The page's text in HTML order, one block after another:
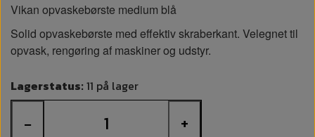
Vikan opvaskebørste medium blå
Solid opvaskebørste med effektiv skraberkant. Velegnet til
opvask, rengøring af maskiner og udstyr.
Lagerstatus: 11 på lager
− +